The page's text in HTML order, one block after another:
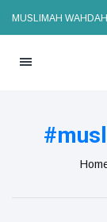
MUSLIMAH